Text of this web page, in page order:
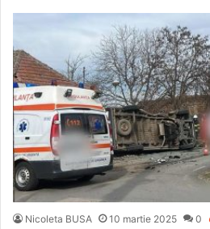
Nicoleta BUSA 10 martie 2025 0